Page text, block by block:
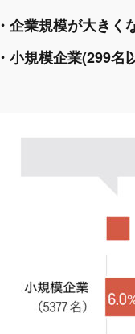
・企業規模が大き
・小規模企業(299